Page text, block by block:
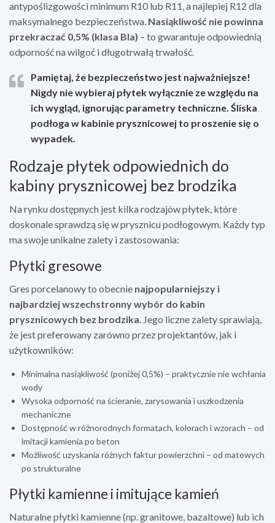
antypoślizgowości minimum R10 lub R11, a najlepiej R12 dla
maksymalnego bezpieczeństwa. Nasiąkliwość nie powinna
przekraczać 0,5% (klasa BIa) – to gwarantuje odpowiednią
odporność na wilgoć i długotrwałą trwałość.
Pamiętaj, że bezpieczeństwo jest najważniejsze!
Nigdy nie wybieraj płytek wyłącznie ze względu na
ich wygląd, ignorując parametry techniczne. Śliska
podłoga w kabinie prysznicowej to proszenie się o
wypadek.
Rodzaje płytek odpowiednich do
kabiny prysznicowej bez brodzika
Na rynku dostępnych jest kilka rodzajów płytek, które
doskonale sprawdzą się w prysznicu podłogowym. Każdy typ
ma swoje unikalne zalety i zastosowania:
Płytki gresowe
Gres porcelanowy to obecnie najpopularniejszy i
najbardziej wszechstronny wybór do kabin
prysznicowych bez brodzika . Jego liczne zalety sprawiają,
że jest preferowany zarówno przez projektantów, jak i
użytkowników:
Minimalna nasiąkliwość (poniżej 0,5%) – praktycznie nie wchłania
wody
Wysoka odporność na ścieranie, zarysowania i uszkodzenia
mechaniczne
Dostępność w różnorodnych formatach, kolorach i wzorach – od
imitacji kamienia po beton
Możliwość uzyskania różnych faktur powierzchni – od matowych
po strukturalne
Płytki kamienne i imitujące kamień
Naturalne płytki kamienne (np. granitowe, bazaltowe) lub ich